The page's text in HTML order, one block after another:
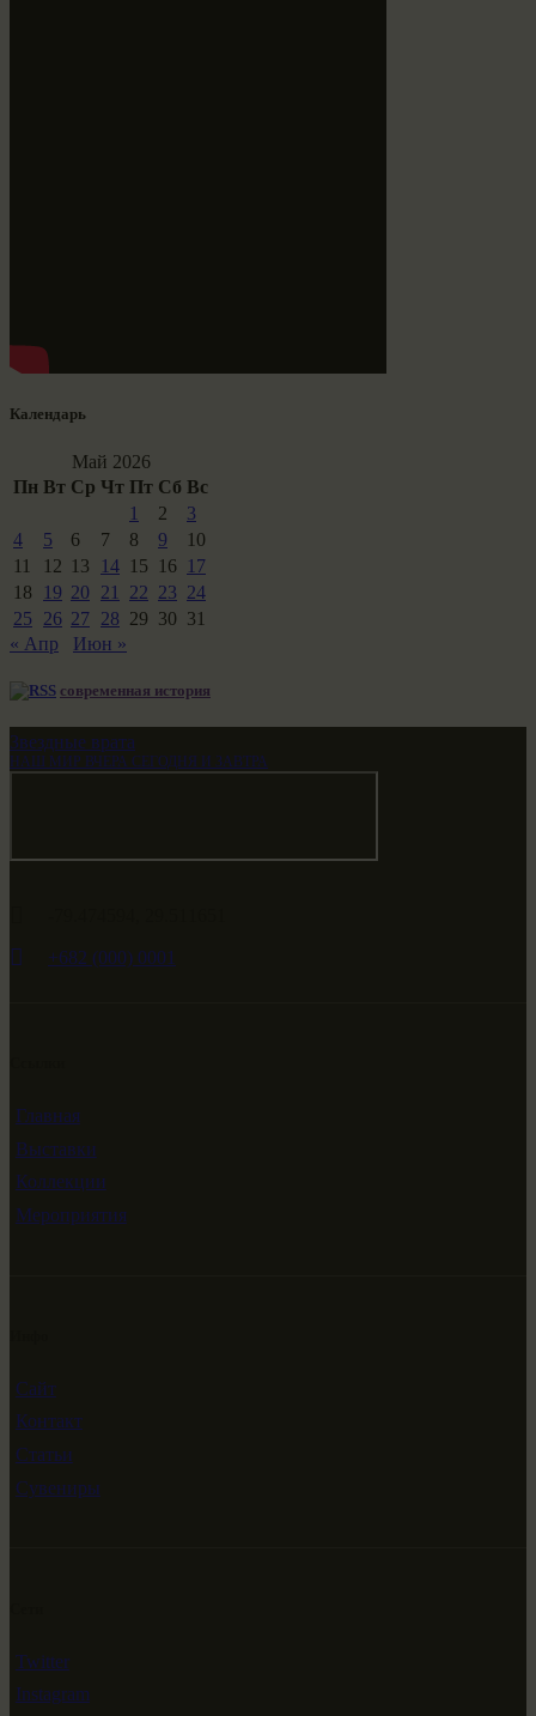
Календарь
Май 2026
Пн Вт Ср Чт Пт Сб Вс
1
2
3
4
5 6 7 8 9
10
11
12 13 14 15 16 17
18
19 20 21 22 23 24
25
26 27 28 29 30 31
« Апр
Июн »
современная история
Звездные врата
НАШ МИР ВЧЕРА СЕГОДНЯ И ЗАВТРА
+682 (000) 0001
Главная
Выставки
Коллекции
Мероприятия
Сайт
Контакт
Статьи
Сувениры
Twitter
Instagram